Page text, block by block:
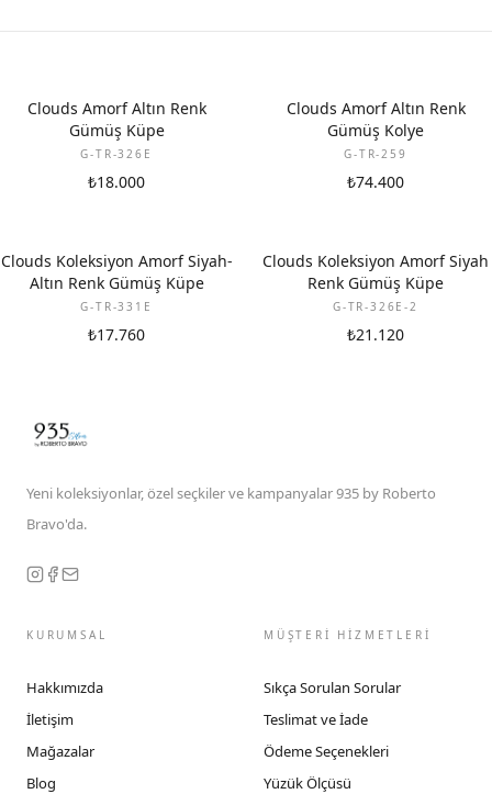
Clouds Amorf Altın Renk
Gümüş Küpe
G-TR-326E
₺18.000
Clouds Amorf Altın Renk
Gümüş Kolye
G-TR-259
₺74.400
Clouds Koleksiyon Amorf Siyah-
Altın Renk Gümüş Küpe
G-TR-331E
₺17.760
Clouds Koleksiyon Amorf Siyah
Renk Gümüş Küpe
G-TR-326E-2
₺21.120
Yeni koleksiyonlar, özel seçkiler ve kampanyalar 935 by Roberto
Bravo'da.
KURUMSAL
Hakkımızda
İletişim
Mağazalar
Blog
MÜŞTERİ HİZMETLERİ
Sıkça Sorulan Sorular
Teslimat ve İade
Ödeme Seçenekleri
Yüzük Ölçüsü